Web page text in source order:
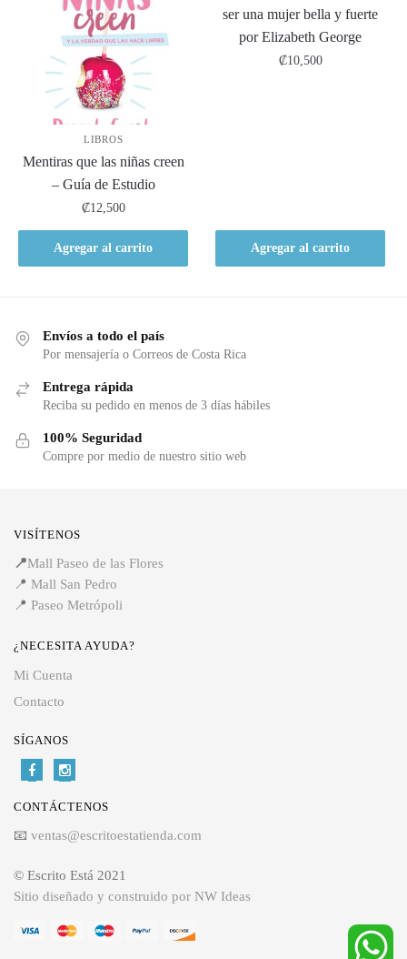
LIBROS
Mentiras que las niñas creen
– Guía de Estudio
₡12,500
Agregar al carrito
ser una mujer bella y fuerte
por Elizabeth George
₡10,500
Agregar al carrito
Envíos a todo el país
Por mensajería o Correos de Costa Rica
Entrega rápida
Reciba su pedido en menos de 3 días hábiles
100% Seguridad
Compre por medio de nuestro sitio web
VISÍTENOS
📍Mall Paseo de las Flores
📍 Mall San Pedro
📍 Paseo Metrópoli
¿NECESITA AYUDA?
Mi Cuenta
Contacto
SÍGANOS
CONTÁCTENOS
📧 ventas@escritoestatienda.com
© Escrito Está 2021
Sitio diseñado y construido por NW Ideas